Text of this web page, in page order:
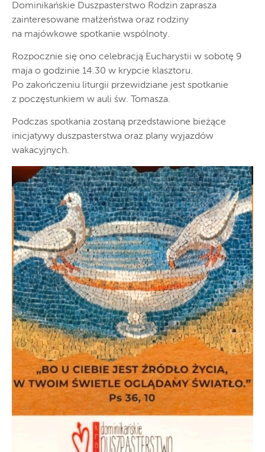
Dominikańskie Duszpasterstwo Rodzin zaprasza
zainteresowane małżeństwa oraz rodziny
na majówkowe spotkanie wspólnoty.
Rozpocznie się ono celebracją Eucharystii w sobotę 9
maja o godzinie 14.30 w krypcie klasztoru.
Po zakończeniu liturgii przewidziane jest spotkanie
z poczęstunkiem w auli św. Tomasza.
Podczas spotkania zostaną przedstawione bieżące
inicjatywy duszpasterstwa oraz plany wyjazdów
wakacyjnych.